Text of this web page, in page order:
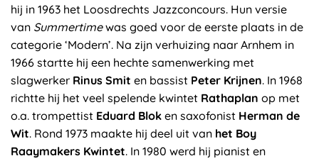
hij in 1963 het Loosdrechts Jazzconcours. Hun versie
van Summertimewas goed voor de eerste plaats in de
categorie ‘Modern’. Na zijn verhuizing naar Arnhem in
1966 startte hij een hechte samenwerking met
slagwerker Rinus Smit en bassist Peter Krijnen. In 1968
richtte hij het veel spelende kwintet Rathaplan op met
o.a. trompettist Eduard Blok en saxofonist Herman de
Wit. Rond 1973 maakte hij deel uit van het Boy
Raaymakers Kwintet. In 1980 werd hij pianist en